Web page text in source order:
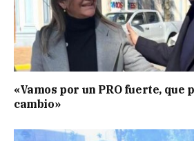
«Vamos por un PRO fuerte, que
cambio»